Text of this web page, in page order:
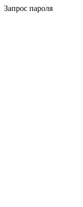
Запрос пароля